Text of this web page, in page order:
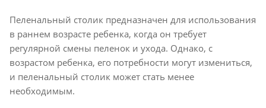
Пеленальный столик предназначен для использования
в раннем возрасте ребенка, когда он требует
регулярной смены пеленок и ухода. Однако, с
возрастом ребенка, его потребности могут измениться,
и пеленальный столик может стать менее
необходимым.